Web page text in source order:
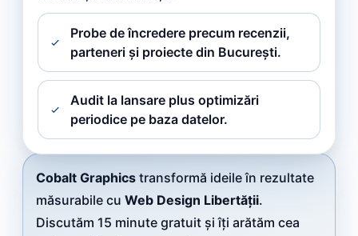
Probe de încredere precum recenzii,
parteneri și proiecte din București.
Audit la lansare plus optimizări
periodice pe baza datelor.
Cobalt Graphics transformă ideile în rezultate
măsurabile cu Web Design Libertății.
Discutăm 15 minute gratuit și îți arătăm cea